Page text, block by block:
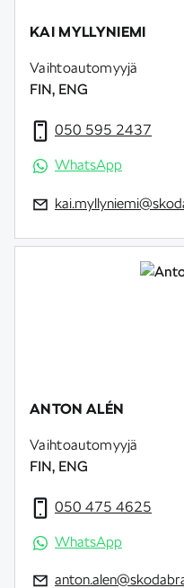
KAI MYLLYNIEMI
Vaihtoautomyyjä
FIN, ENG
050 595 2437
WhatsApp
ANTON ALÉN
Vaihtoautomyyjä
FIN, ENG
050 475 4625
WhatsApp